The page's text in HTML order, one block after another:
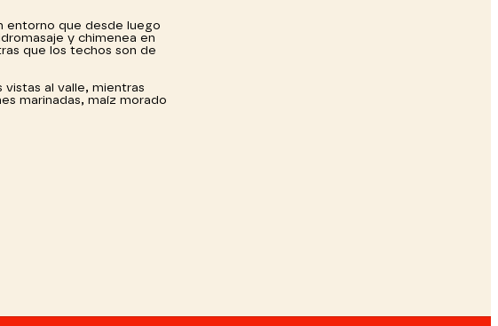
entorno que desde luego
y chimenea en
que los techos son de
al valle, mientras
marinadas, maíz morado